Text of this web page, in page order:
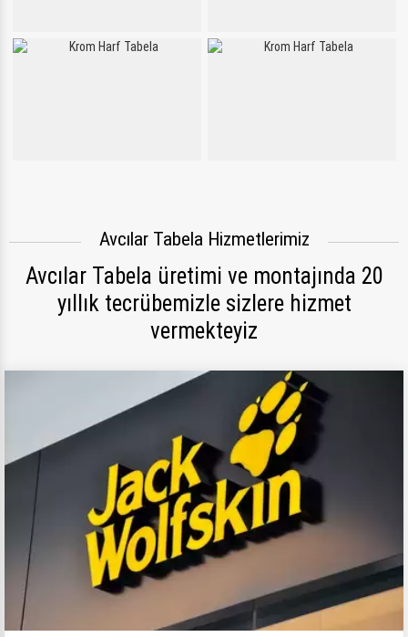
Avcılar Tabela Hizmetlerimiz
Avcılar Tabela üretimi ve montajında 20
yıllık tecrübemizle sizlere hizmet
vermekteyiz